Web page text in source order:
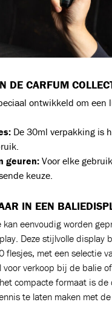
DE CARFUM
ontwikkeld om een
De 30ml verpakking is
geuren: Voor elke
keuze.
IN EEN
kan eenvoudig worden
Deze stijlvolle display
flesjes, met een selectie
voor verkoop bij de balie
compacte formaat is
te laten maken met